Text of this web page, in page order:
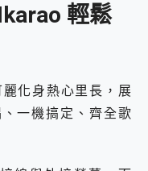
輕鬆
化身熱心里長，展
一機搞定、齊全歌